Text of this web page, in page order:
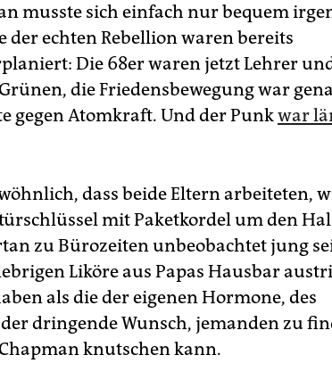
musste sich einfach nur bequem
der echten Rebellion waren bereits
Die 68er waren jetzt Lehrer
die Friedensbewegung war
gegen Atomkraft. Und der Punkwar
dass beide Eltern arbeiteten,
mit Paketkordel um den
zu Bürozeiten unbeobachtet jung
Liköre aus Papas Hausbar
als die der eigenen Hormone, des
dringende Wunsch, jemanden zu
knutschen kann.